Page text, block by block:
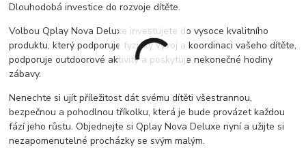
Dlouhodobá investice do rozvoje dítěte.
Volbou Qplay Nova Deluxe investujete do vysoce kvalitního
produktu, který podporuje fyzický vývoj a koordinaci vašeho dítěte,
podporuje outdoorové aktivity a poskytuje nekonečné hodiny
zábavy.
Nenechte si ujít příležitost dát svému dítěti všestrannou,
bezpečnou a pohodlnou tříkolku, která je bude provázet každou
fází jeho růstu. Objednejte si Qplay Nova Deluxe nyní a užijte si
nezapomenutelné procházky se svým malým.